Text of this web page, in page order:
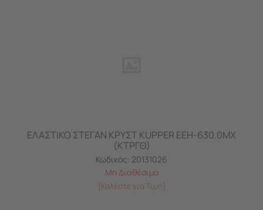
ΕΛΑΣΤΙΚΟ ΣΤΕΓΑΝ ΚΡΥΣΤ KUPPER ΕΕΗ-630.0ΜΧ
(ΚΤΡΓΘ)
Κωδικός: 20131026
Μη Διαθέσιμο
[Καλέστε για Τιμή]